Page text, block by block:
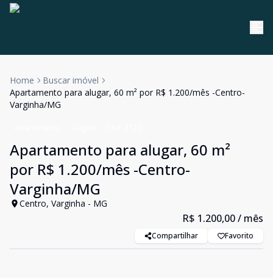
Home
Buscar imóvel
Apartamento para alugar, 60 m² por R$ 1.200/mês -Centro-
Varginha/MG
Apartamento para alugar, 60 m²
por R$ 1.200/mês -Centro-
Varginha/MG
Centro, Varginha - MG
R$ 1.200,00/ mês
Compartilhar Favorito